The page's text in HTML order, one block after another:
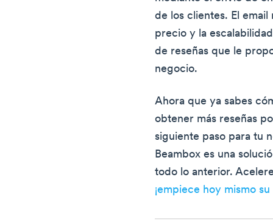
de los clientes. El
precio y la
de reseñas que le
negocio.
Ahora que ya sabes
obtener más reseñas
siguiente paso para tu
Beambox es una
todo lo anterior.
¡empiece hoy mismo